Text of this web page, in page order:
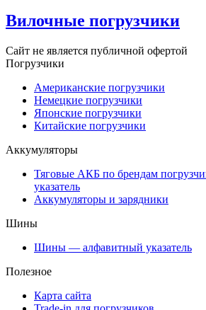
Вилочные погрузчики
Сайт не является публичной офертой
Погрузчики
Американские погрузчики
Немецкие погрузчики
Японские погрузчики
Китайские погрузчики
Аккумуляторы
Тяговые АКБ по брендам
указатель
Аккумуляторы и зарядники
Шины
Шины — алфавитный указатель
Полезное
Карта сайта